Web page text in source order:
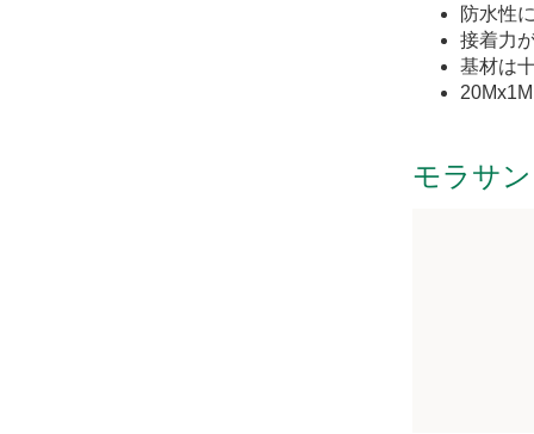
防水性
接着力
基材は
モラサ